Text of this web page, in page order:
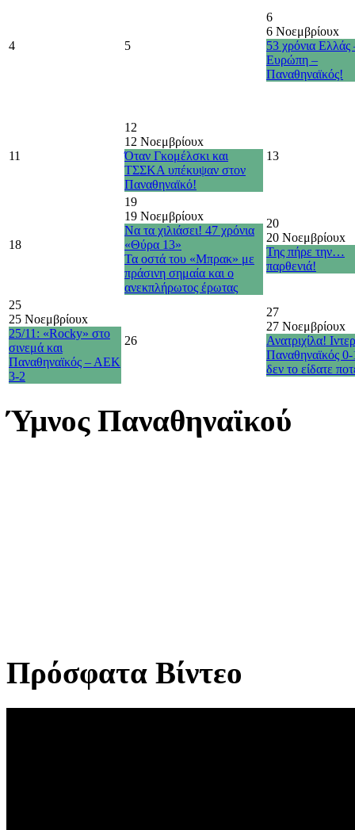
4 5
6
6 Νοεμβρίουx
53 χρόνια Ελλάς
Ευρώπη –
Παναθηναϊκός!
11
12
12 Νοεμβρίουx
Όταν Γκομέλσκι και
ΤΣΣΚΑ υπέκυψαν στον
Παναθηναϊκό!
13
18
19
19 Νοεμβρίουx
Να τα χιλιάσει! 47 χρόνια
«Θύρα 13»
Τα οστά του «Μπρακ» με
πράσινη σημαία και ο
ανεκπλήρωτος έρωτας
20
20 Νοεμβρίουx
Της πήρε την…
παρθενιά!
25
25 Νοεμβρίουx
25/11: «Rocky» στο
σινεμά και
Παναθηναϊκός – ΑΕΚ
3-2
26
27
27 Νοεμβρίουx
Ανατριχίλα!
Παναθηναϊκός
δεν το είδατε
Ύμνος Παναθηναϊκού
Πρόσφατα Βίντεο